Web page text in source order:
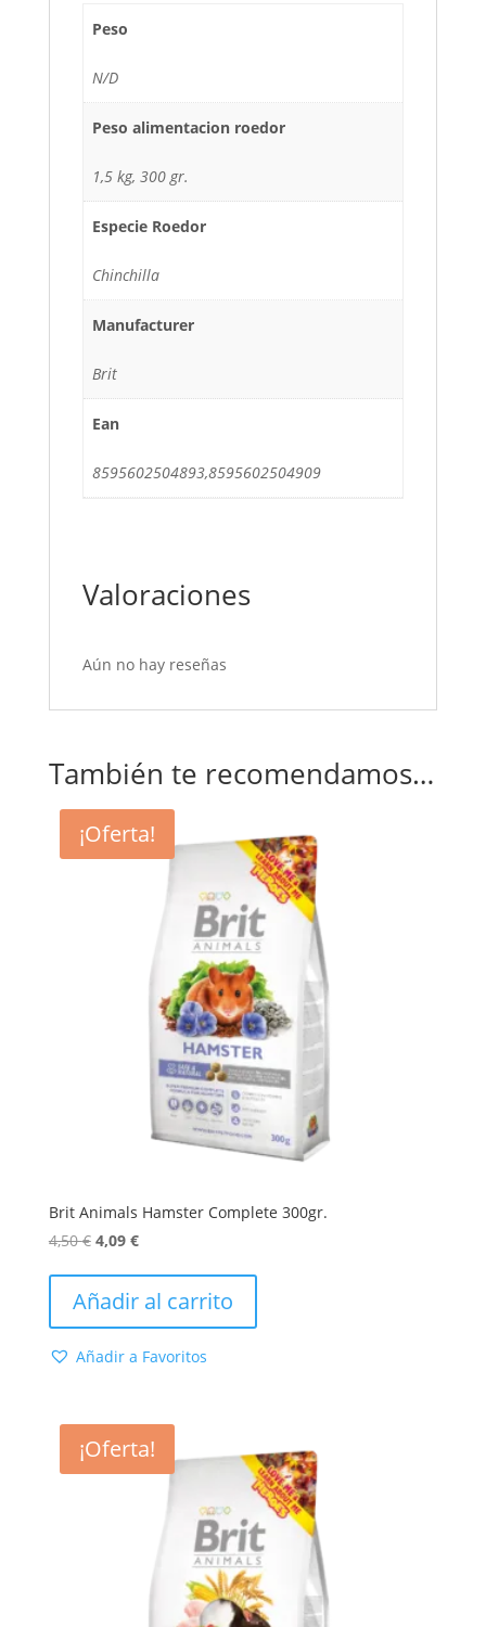
Peso
N/D
Peso alimentacion roedor
1,5 kg, 300 gr.
Especie Roedor
Chinchilla
Manufacturer
Brit
Ean
8595602504893,8595602504909
Valoraciones
Aún no hay reseñas
También te recomendamos…
¡Oferta!
Brit Animals Hamster Complete 300gr.
4,50€ El
original
era:
4,09 €El
actual
es:
Añadir al carrito
Añadir a Favoritos
¡Oferta!